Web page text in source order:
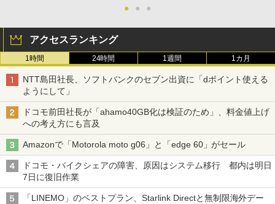
● ● ●
アクセスランキング
1時間 24時間 1週間 1カ月
NTT島田社長、ソフトバンクのセブン出資に「dポイント使える
ようにして」
ドコモ前田社長が「ahamo40GB化は検証のため」、料金値上げ
への考え方にも言及
Amazonで「Motorola moto g06」と「edge 60」がセール
ドコモ・バイクシェアの障害、原因はシステム移行 都内は明日
7日に復旧作業
「LINEMO」のベストプラン、Starlink Directと無制限海外デー